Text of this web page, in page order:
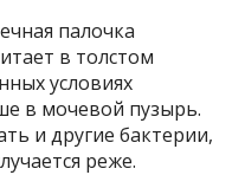
палочка
в толстом
условиях
в мочевой пузырь.
и другие бактерии,
реже.